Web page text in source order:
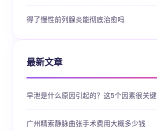
得了慢性前列腺炎能彻底治愈吗
最新文章
早泄是什么原因引起的？这5个因素很关键
广州精索静脉曲张手术费用大概多少钱